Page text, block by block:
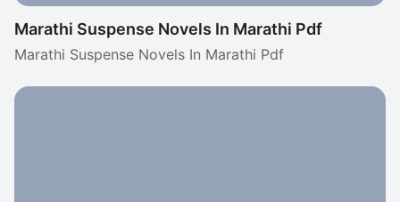
Marathi Suspense Novels In Marathi Pdf
Marathi Suspense Novels In Marathi Pdf